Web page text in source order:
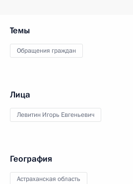
Темы
Обращения граждан
Лица
Левитин Игорь Евгеньевич
География
Астраханская область